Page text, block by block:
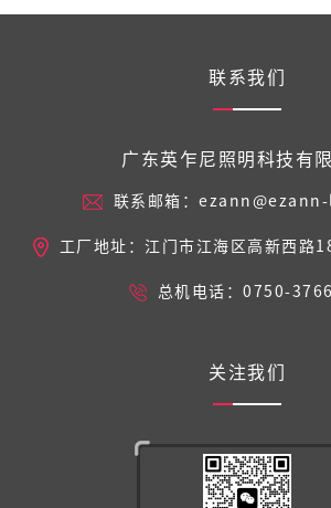
联系我们
广东英乍尼照明科技有
联系邮箱：
工厂地址：江门市江海区高新西路
总机电话：0750-
关注我们